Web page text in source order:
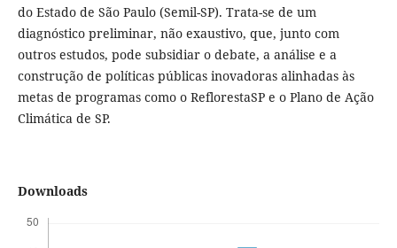
do Estado de São Paulo (Semil-SP). Trata-se de um
diagnóstico preliminar, não exaustivo, que, junto com
outros estudos, pode subsidiar o debate, a análise e a
construção de políticas públicas inovadoras alinhadas às
metas de programas como o ReflorestaSP e o Plano de Ação
Climática de SP.
Downloads